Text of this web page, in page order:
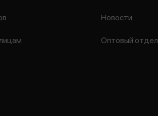
Новости
Оптовый отдел